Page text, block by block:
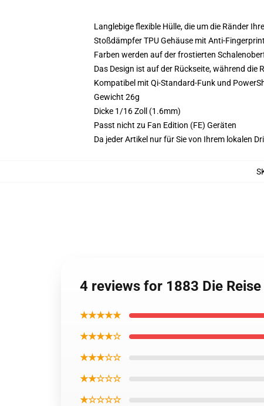
Langlebige flexible Hülle, die um die Ränder
Stoßdämpfer TPU Gehäuse mit Anti-
Farben werden auf der frostierten
Das Design ist auf der Rückseite, während
Kompatibel mit Qi-Standard-Funk und
Gewicht 26g
Dicke 1/16 Zoll (1.6mm)
Passt nicht zu Fan Edition (FE) Geräten
Da jeder Artikel nur für Sie von Ihrem lokalen
4 reviews for 1883 Die
★★★★★
★★★★☆
★★★☆☆
★★☆☆☆
★☆☆☆☆